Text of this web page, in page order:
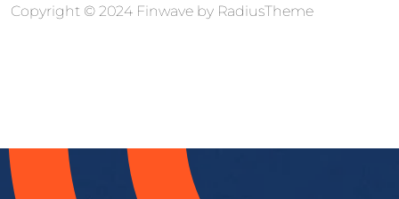
Copyright © 2024 Finwave by RadiusTheme